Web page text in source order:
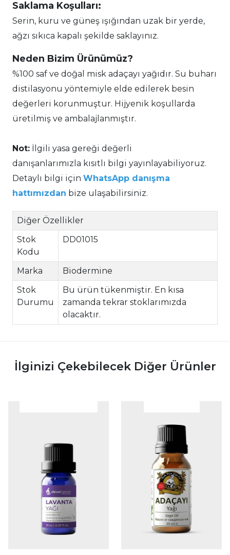
Saklama Koşulları:
Serin, kuru ve güneş ışığından uzak bir yerde,
ağzı sıkıca kapalı şekilde saklayınız.
Neden Bizim Ürünümüz?
%100 saf ve doğal misk adaçayı yağıdır. Su buharı
distilasyonu yöntemiyle elde edilerek besin
değerleri korunmuştur. Hijyenik koşullarda
üretilmiş ve ambalajlanmıştır.
Not: İlgili yasa gereği değerli
danışanlarımızla kısıtlı bilgi yayınlayabiliyoruz.
Detaylı bilgi için WhatsApp danışma
hattımızdan bize ulaşabilirsiniz.
Diğer Özellikler
Stok
Kodu
DD01015
Marka
Biodermine
Stok
Durumu
Bu ürün tükenmiştir. En kısa
zamanda tekrar stoklarımızda
olacaktır.
İlginizi Çekebilecek Diğer Ürünler